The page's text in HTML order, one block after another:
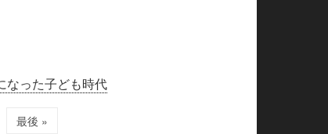
なった子ども時代
最後 »